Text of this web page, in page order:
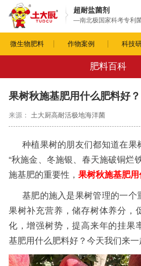
超耐盐菌剂
—南北极国家科考专利
微生物肥料 作物案例 科技
肥料百科
果树秋施基肥用什么肥料好？
来源： 土大厨高耐活极地海洋菌
种植果树的朋友们都知道在果
“秋施金、冬施银、春天施破铜烂
施基肥的重要性， 果树秋施基肥
基肥的施入是果树管理的一个
果树补充营养，储存树体养分，
化，增强树势，提高来年的挂果
基肥用什么肥料好？今天我们来一